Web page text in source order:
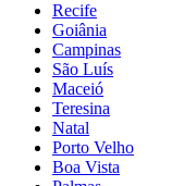
Recife
Goiânia
Campinas
São Luís
Maceió
Teresina
Natal
Porto Velho
Boa Vista